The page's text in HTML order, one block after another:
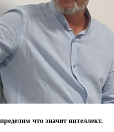
что значит интеллект.